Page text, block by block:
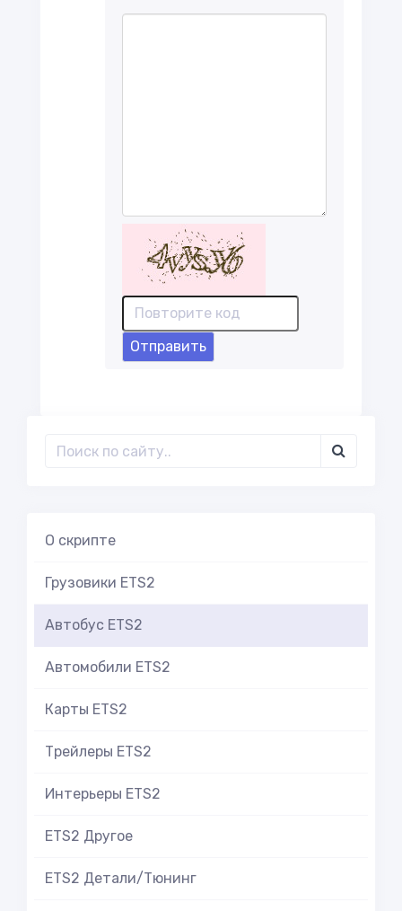
Отправить
О скрипте
Грузовики ETS2
Автобус ETS2
Автомобили ETS2
Карты ETS2
Трейлеры ETS2
Интерьеры ETS2
ETS2 Другое
ETS2 Детали/Тюнинг